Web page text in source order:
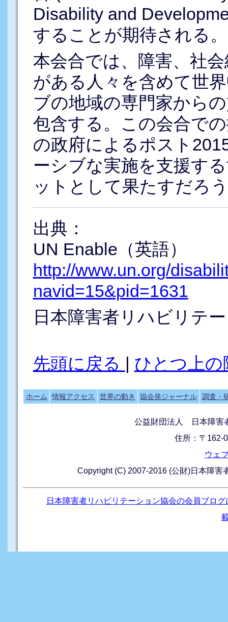
Disability and
することが期待される。
本会合では、障害、社
がある人々を含めて世
ブの地域の専門家から
包含する。この会合で
の政府によるポスト
ーシブな実施を支援す
ットとして果たすだろ
出典：
UN Enable（英語）
http://www.un.org/
navid=15&pid=1631
日本障害者リハビリテ
先頭に戻る ひとつ上の
ホーム 情報アクセス 世界の動き 協会発ジャーナル 調査・
公益財団法人 日本障害
住所：〒162-
ウェ
Copyright (C) 2007-2016 (公財)日本障
日本障害者リハビリテーション協会の会員ブロ